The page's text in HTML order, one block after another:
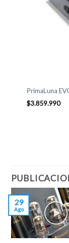
PrimaLuna
$3.859.990
29
Ago